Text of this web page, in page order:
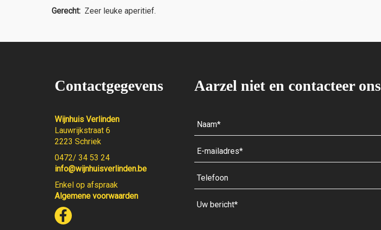
Gerecht: Zeer leuke aperitief.
Contactgegevens
Wijnhuis Verlinden
Lauwrijkstraat 6
2223 Schriek
0472/ 34 53 24
info@wijnhuisverlinden.be
Enkel op afspraak
Algemene voorwaarden
Aarzel niet en contacteer ons